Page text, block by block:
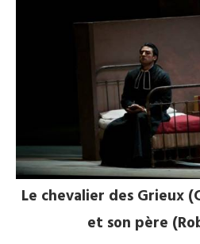
Le chevalier des Grieux
et son père